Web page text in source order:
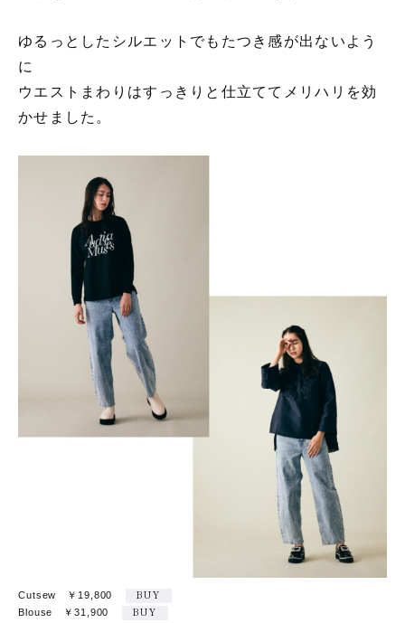
ゆるっとしたシルエットでもたつき感が出ないよう
に
ウエストまわりはすっきりと仕立ててメリハリを効
かせました。
Cutsew ￥19,800 BUY
Blouse ￥31,900 BUY